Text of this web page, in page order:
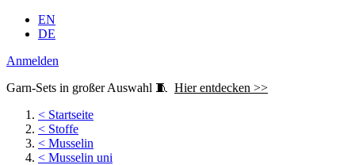
EN
DE
Anmelden
Garn-Sets in großer Auswahl 🧵 Hier entdecken >>
< Startseite
< Stoffe
< Musselin
< Musselin uni